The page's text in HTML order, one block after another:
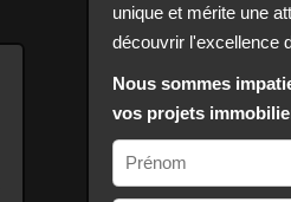
unique et mérite une
découvrir l'excellence
Nous sommes
vos projets